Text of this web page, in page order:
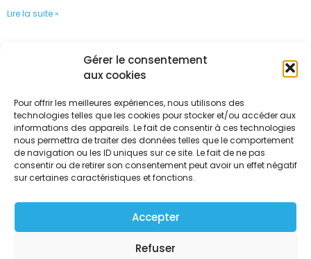
Gérer le consentement
aux cookies
Pour offrir les meilleures expériences, nous utilisons des
technologies telles que les cookies pour stocker et/ou accéder aux
informations des appareils. Le fait de consentir à ces technologies
nous permettra de traiter des données telles que le comportement
de navigation ou les ID uniques sur ce site. Le fait de ne pas
consentir ou de retirer son consentement peut avoir un effet négatif
sur certaines caractéristiques et fonctions.
Accepter
Refuser
Lire la suite »
Accueil
Réalisations
Conseils PC
Formulaire PC
FAQ
Contact
Copyright © 2026 | Powered by OptiGG.fr
Conditions Générales de Ventes
Mentions Légales